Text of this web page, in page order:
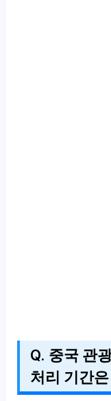
Q. 중국 관
처리 기간